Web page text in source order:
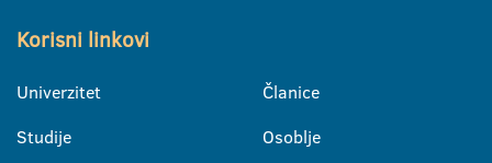
Korisni linkovi
Univerzitet
Studije
Članice
Osoblje